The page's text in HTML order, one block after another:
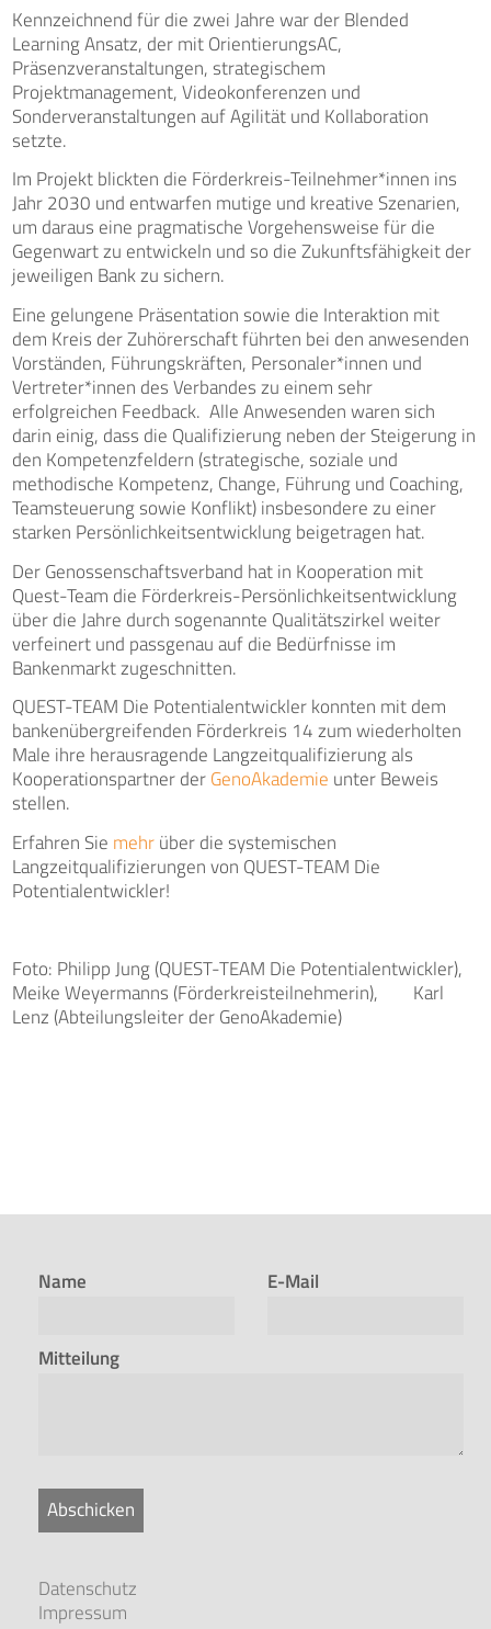
Kennzeichnend für die zwei Jahre war der Blended
Learning Ansatz, der mit OrientierungsAC,
Präsenzveranstaltungen, strategischem
Projektmanagement, Videokonferenzen und
Sonderveranstaltungen auf Agilität und Kollaboration
setzte.
Im Projekt blickten die Förderkreis-Teilnehmer*innen ins
Jahr 2030 und entwarfen mutige und kreative Szenarien,
um daraus eine pragmatische Vorgehensweise für die
Gegenwart zu entwickeln und so die Zukunftsfähigkeit der
jeweiligen Bank zu sichern.
Eine gelungene Präsentation sowie die Interaktion mit
dem Kreis der Zuhörerschaft führten bei den anwesenden
Vorständen, Führungskräften, Personaler*innen und
Vertreter*innen des Verbandes zu einem sehr
erfolgreichen Feedback. Alle Anwesenden waren sich
darin einig, dass die Qualifizierung neben der Steigerung in
den Kompetenzfeldern (strategische, soziale und
methodische Kompetenz, Change, Führung und Coaching,
Teamsteuerung sowie Konflikt) insbesondere zu einer
starken Persönlichkeitsentwicklung beigetragen hat.
Der Genossenschaftsverband hat in Kooperation mit
Quest-Team die Förderkreis-Persönlichkeitsentwicklung
über die Jahre durch sogenannte Qualitätszirkel weiter
verfeinert und passgenau auf die Bedürfnisse im
Bankenmarkt zugeschnitten.
QUEST-TEAM Die Potentialentwickler konnten mit dem
bankenübergreifenden Förderkreis 14 zum wiederholten
Male ihre herausragende Langzeitqualifizierung als
Kooperationspartner derGenoAkademie unter Beweis
stellen.
Erfahren Sie mehrüber die systemischen
Langzeitqualifizierungen von QUEST-TEAM Die
Potentialentwickler!
Foto: Philipp Jung (QUEST-TEAM Die Potentialentwickler),
Meike Weyermanns (Förderkreisteilnehmerin), Karl
Lenz (Abteilungsleiter der GenoAkademie)
Name E-Mail
Mitteilung
Abschicken
Datenschutz
Impressum